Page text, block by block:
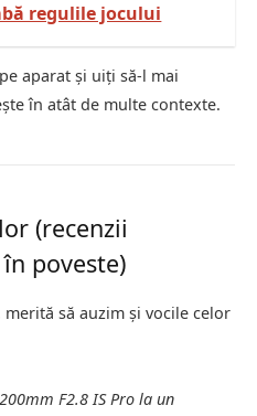
regulile jocului
pe aparat și uiți să-l mai
în atât de multe contexte.
(recenzii
poveste)
să auzim și vocile celor
F2.8 IS Pro la un